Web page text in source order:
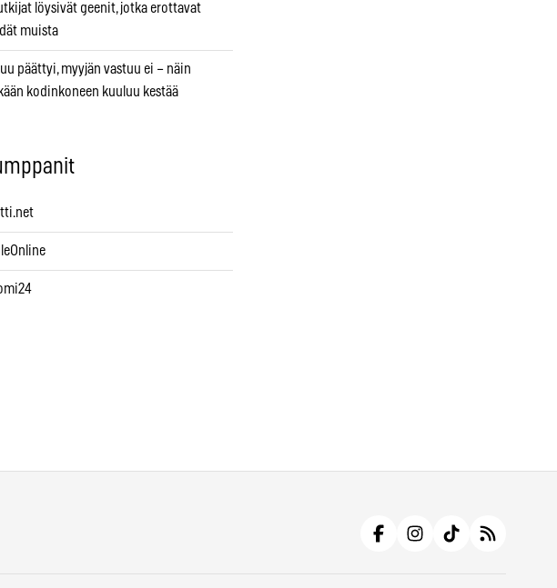
löysivät geenit, jotka erottavat
muista
päättyi, myyjän vastuu ei – näin
kodinkoneen kuuluu kestää